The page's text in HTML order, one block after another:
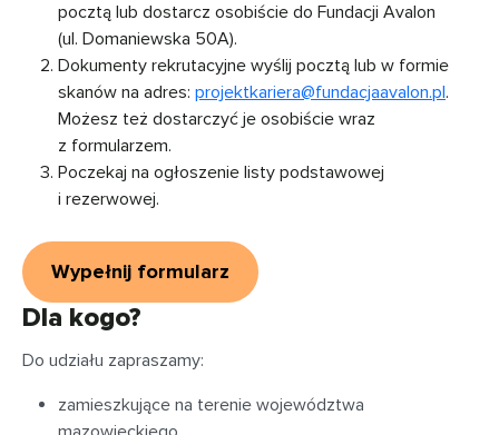
pocztą lub dostarcz osobiście do Fundacji Avalon
(ul. Domaniewska 50A).
Dokumenty rekrutacyjne wyślij pocztą lub w formie
skanów na adres: projektkariera@fundacjaavalon.pl.
Możesz też dostarczyć je osobiście wraz
z formularzem.
Poczekaj na ogłoszenie listy podstawowej
i rezerwowej.
Wypełnij formularz
Dla kogo?
Do udziału zapraszamy:
zamieszkujące na terenie województwa